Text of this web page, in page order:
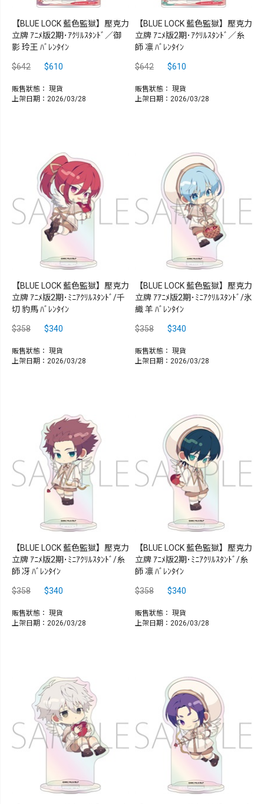
【BLUE LOCK 藍色監獄】壓克力
立牌 ｱﾆﾒ版2期･ｱｸﾘﾙｽﾀﾝﾄﾞ／御
影 玲王 ﾊﾞﾚﾝﾀｲﾝ
$642 $610
販售狀態： 現貨
上架日期：2026/03/28
【BLUE LOCK 藍色監獄】壓克力
立牌 ｱﾆﾒ版2期･ｱｸﾘﾙｽﾀﾝﾄﾞ／糸
師 凛 ﾊﾞﾚﾝﾀｲﾝ
$642 $610
販售狀態： 現貨
上架日期：2026/03/28
【BLUE LOCK 藍色監獄】壓克力
立牌 ｱﾆﾒ版2期･ﾐﾆｱｸﾘﾙｽﾀﾝﾄﾞ/千
切 豹馬 ﾊﾞﾚﾝﾀｲﾝ
$358 $340
販售狀態： 現貨
上架日期：2026/03/28
【BLUE LOCK 藍色監獄】壓克力
立牌 ｱｱﾆﾒ版2期･ﾐﾆｱｸﾘﾙｽﾀﾝﾄﾞ/氷
織 羊 ﾊﾞﾚﾝﾀｲﾝ
$358 $340
販售狀態： 現貨
上架日期：2026/03/28
【BLUE LOCK 藍色監獄】壓克力
立牌 ｱﾆﾒ版2期･ﾐﾆｱｸﾘﾙｽﾀﾝﾄﾞ/糸
師 冴 ﾊﾞﾚﾝﾀｲﾝ
$358 $340
販售狀態： 現貨
上架日期：2026/03/28
【BLUE LOCK 藍色監獄】壓克力
立牌 ｱﾆﾒ版2期･ﾐﾆｱｸﾘﾙｽﾀﾝﾄﾞ/糸
師 凛 ﾊﾞﾚﾝﾀｲﾝ
$358 $340
販售狀態： 現貨
上架日期：2026/03/28